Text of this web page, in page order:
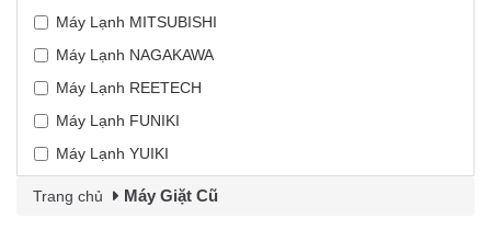
Máy Lạnh MITSUBISHI
Máy Lạnh NAGAKAWA
Máy Lạnh REETECH
Máy Lạnh FUNIKI
Máy Lạnh YUIKI
Trang chủ Máy Giặt Cũ